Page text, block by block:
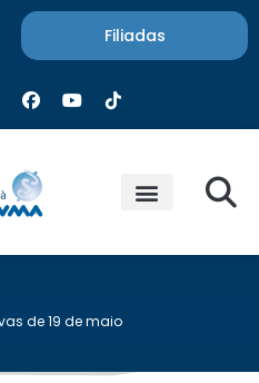
Filiadas
de 19 de maio